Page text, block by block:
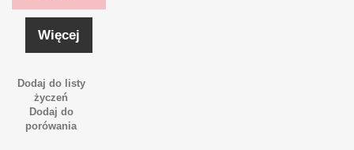
Więcej
Dodaj do listy
życzeń
Dodaj do
porówania